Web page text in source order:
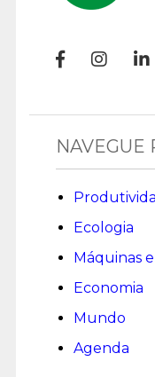
NAVEGUE
Ecologia
Máquinas
Economia
Mundo
Agenda